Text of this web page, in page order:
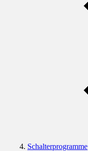
Schalterprogramme